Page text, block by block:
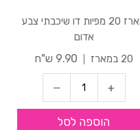
מארז 20 מפיות דו שיכבתי צבע
אדום
20 במארז
9.90 ש"ח
הוספה לסל